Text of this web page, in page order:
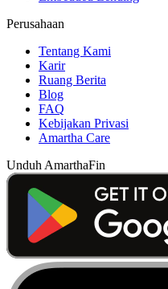
Perusahaan
Tentang Kami
Karir
Ruang Berita
Blog
FAQ
Kebijakan Privasi
Amartha Care
Unduh AmarthaFin